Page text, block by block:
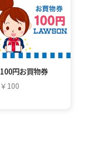
100円お買物券
100